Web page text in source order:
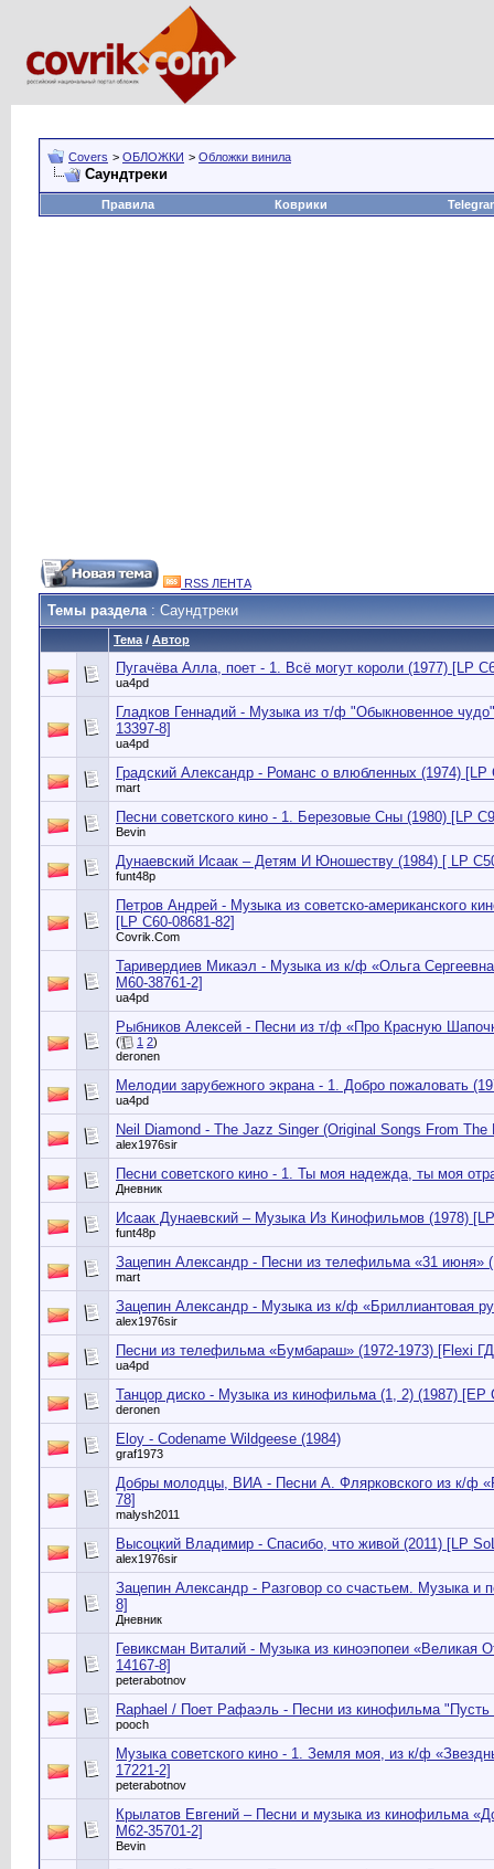
Covers > ОБЛОЖКИ > Обложки винила
Саундтреки
Правила Коврики
RSS ЛЕНТА
Темы раздела: Саундтреки
Тема / Автор
Пугачёва Алла, поет - 1. Всё могут короли (1977) [LP
ua4pd
Гладков Геннадий - Музыка из т/ф "Обыкновенное
13397-8]
ua4pd
Градский Александр - Романс о влюбленных (1974) [LP
mart
Песни советского кино - 1. Березовые Сны (1980) [LP
Bevin
Дунаевский Исаак – Детям И Юношеству (1984) [ LP
funt48p
Петров Андрей - Музыка из советско-американского
[LP С60-08681-82]
Сovrik.Com
Таривердиев Микаэл - Музыка из к/ф «Ольга
М60-38761-2]
ua4pd
Рыбников Алексей - Песни из т/ф «Про Красную
( 1 2)
deronen
Мелодии зарубежного экрана - 1. Добро пожаловать
ua4pd
Neil Diamond - The Jazz Singer (Original Songs From The
alex1976sir
Песни советского кино - 1. Ты моя надежда, ты моя
Дневник
Исаак Дунаевский – Музыка Из Кинофильмов (1978)
funt48p
Зацепин Александр - Песни из телефильма «31 июня»
mart
Зацепин Александр - Музыка из к/ф «Бриллиантовая
alex1976sir
Песни из телефильма «Бумбараш» (1972-1973) [Flexi
ua4pd
Танцор диско - Музыка из кинофильма (1, 2) (1987) [EP
deronen
Eloy - Codename Wildgeese (1984)
graf1973
Добры молодцы, ВИА - Песни А. Флярковского из к/ф
78]
malysh2011
Высоцкий Владимир - Спасибо, что живой (2011) [LP
alex1976sir
Зацепин Александр - Разговор со счастьем. Музыка и
8]
Дневник
Гевиксман Виталий - Музыка из киноэпопеи «Великая
14167-8]
peterabotnov
Raphael / Поет Рафаэль - Песни из кинофильма "Пусть
pooch
Музыка советского кино - 1. Земля моя, из к/ф
17221-2]
peterabotnov
Крылатов Евгений – Песни и музыка из кинофильма
М62-35701-2]
Bevin